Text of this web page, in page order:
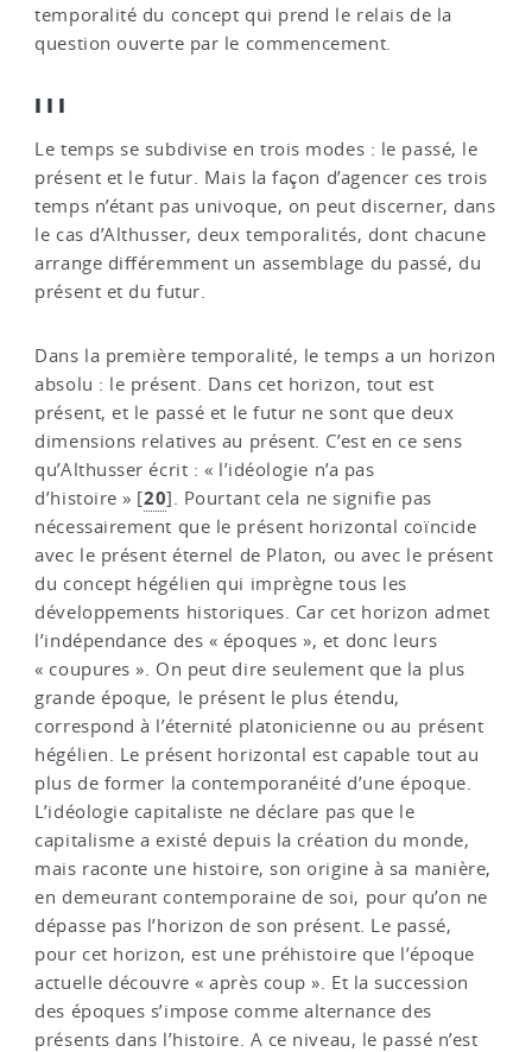
temporalité du concept qui prend le relais de la
question ouverte par le commencement.
III
Le temps se subdivise en trois modes : le passé, le
présent et le futur. Mais la façon d’agencer ces trois
temps n’étant pas univoque, on peut discerner, dans
le cas d’Althusser, deux temporalités, dont chacune
arrange différemment un assemblage du passé, du
présent et du futur.
Dans la première temporalité, le temps a un horizon
absolu : le présent. Dans cet horizon, tout est
présent, et le passé et le futur ne sont que deux
dimensions relatives au présent. C’est en ce sens
qu’Althusser écrit : « l’idéologie n’a pas
d’histoire » [20] . Pourtant cela ne signifie pas
nécessairement que le présent horizontal coïncide
avec le présent éternel de Platon, ou avec le présent
du concept hégélien qui imprègne tous les
développements historiques. Car cet horizon admet
l’indépendance des « époques », et donc leurs
« coupures ». On peut dire seulement que la plus
grande époque, le présent le plus étendu,
correspond à l’éternité platonicienne ou au présent
hégélien. Le présent horizontal est capable tout au
plus de former la contemporanéité d’une époque.
L’idéologie capitaliste ne déclare pas que le
capitalisme a existé depuis la création du monde,
mais raconte une histoire, son origine à sa manière,
en demeurant contemporaine de soi, pour qu’on ne
dépasse pas l’horizon de son présent. Le passé,
pour cet horizon, est une préhistoire que l’époque
actuelle découvre « après coup ». Et la succession
des époques s’impose comme alternance des
présents dans l’histoire. A ce niveau, le passé n’est